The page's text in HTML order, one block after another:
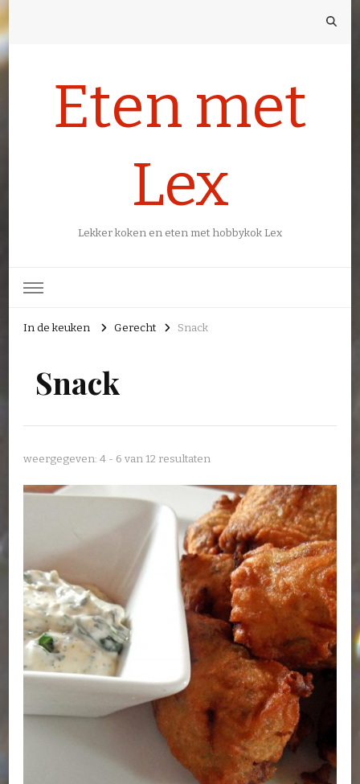
Eten met
Lex
Lekker koken en eten met hobbykok Lex
In de keuken Gerecht Snack
Snack
weergegeven: 4 - 6 van 12 resultaten